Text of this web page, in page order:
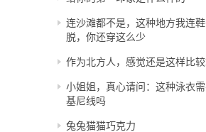
连沙滩都不是，这种地方我连
脱，你还穿这么少
作为北方人，感觉还是这样比
小姐姐，真心请问：这种泳衣
基尼线吗
兔兔猫猫巧克力